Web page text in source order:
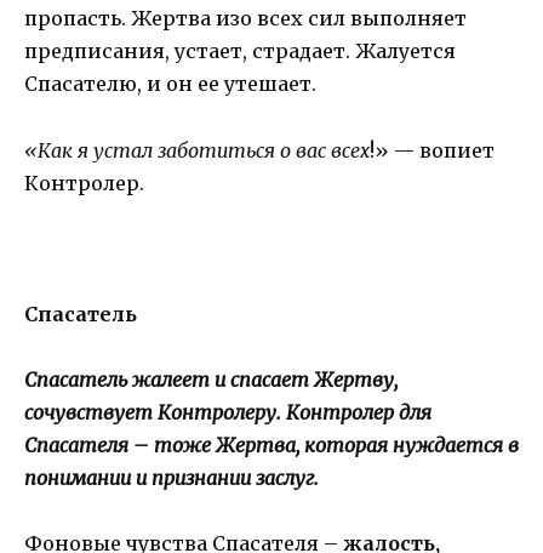
пропасть. Жертва изо всех сил выполняет
предписания, устает, страдает. Жалуется
Спасателю, и он ее утешает.
«Как я устал заботиться о вас всех!» — вопиет
Контролер.
Спасатель
Спасатель жалеет и спасает Жертву,
сочувствует Контролеру. Контролер для
Спасателя – тоже Жертва, которая нуждается в
понимании и признании заслуг.
Фоновые чувства Спасателя – жалость,